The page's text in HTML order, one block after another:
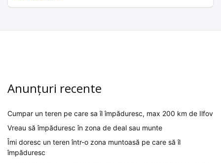
Anunțuri recente
Cumpar un teren pe care sa îl împăduresc, max 200 km de Ilfov
Vreau să împăduresc în zona de deal sau munte
Îmi doresc un teren într-o zona muntoasă pe care să îl
împăduresc